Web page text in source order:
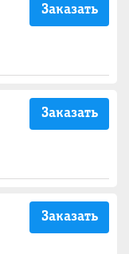
Заказать
Заказать
Заказать